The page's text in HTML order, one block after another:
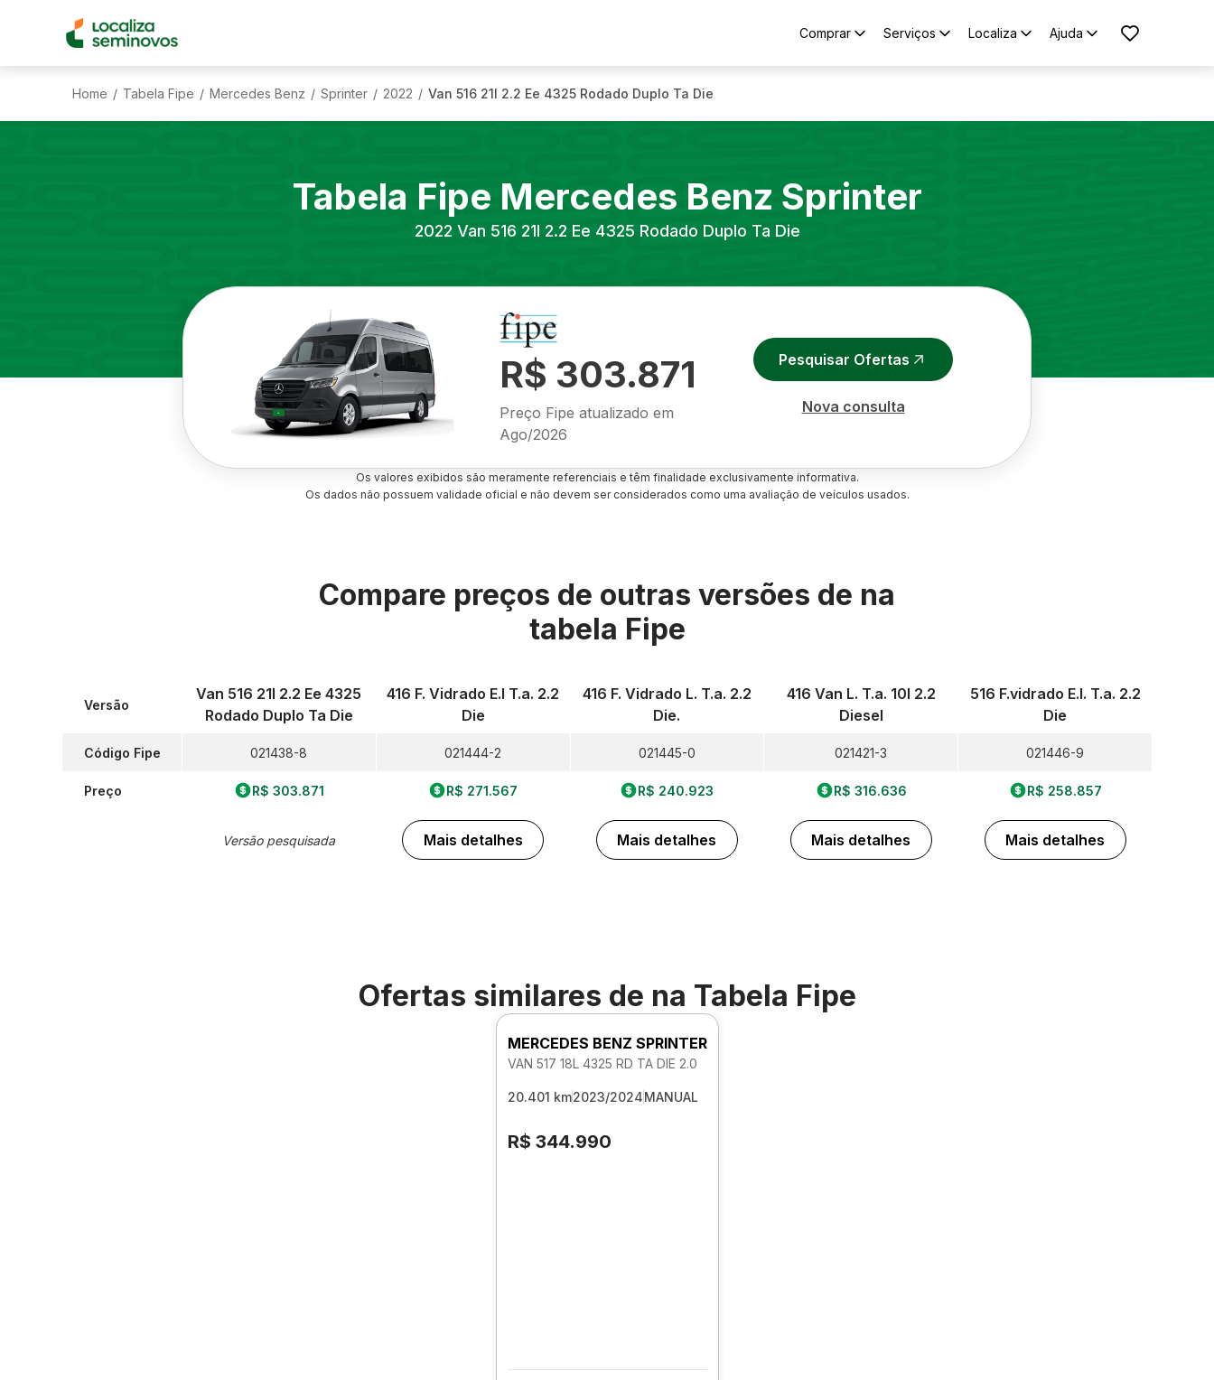
Comprar Serviços Localiza Ajuda
Home / Tabela Fipe / Mercedes Benz / Sprinter / 2022 / Van 516 21l 2.2 Ee 4325 Rodado Duplo Ta Die
Tabela Fipe Mercedes Benz Sprinter
2022 Van 516 21l 2.2 Ee 4325 Rodado Duplo Ta Die
R$ 303.871
Preço Fipe atualizado em
Ago/2026
Pesquisar Ofertas
Nova consulta
Os valores exibidos são meramente referenciais e têm finalidade exclusivamente informativa.
Os dados não possuem validade oficial e não devem ser considerados como uma avaliação de veículos usados.
Compare preços de outras versões de na
tabela Fipe
Versão
Código Fipe
Preço
Van 516 21l 2.2 Ee 4325
Rodado Duplo Ta Die
021438-8
R$ 303.871
Versão pesquisada
416 F. Vidrado E.l T.a. 2.2
Die
021444-2
R$ 271.567
Mais detalhes
416 F. Vidrado L. T.a. 2.2
Die.
021445-0
R$ 240.923
Mais detalhes
416 Van L. T.a. 10l 2.2
Diesel
021421-3
R$ 316.636
Mais detalhes
516 F.vidrado E.l. T.a. 2.2
Die
021446-9
R$ 258.857
Mais detalhes
Ofertas similares de na Tabela Fipe
MERCEDES BENZ SPRINTER
VAN 517 18L 4325 RD TA DIE 2.0
20.401 km2023/2024MANUAL
R$ 344.990